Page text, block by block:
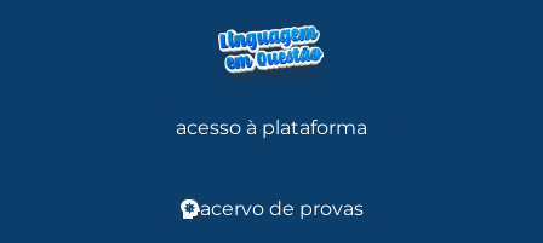
acesso à plataforma
acervo de provas